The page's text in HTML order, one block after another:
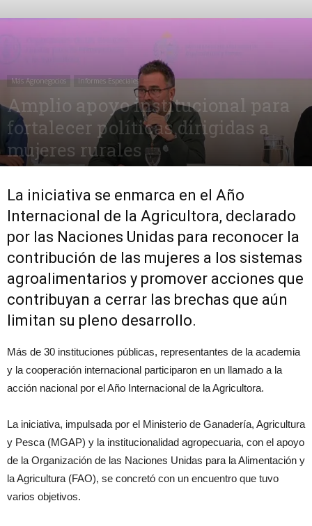
Más Agronegocios Informes Especiales
Amplio apoyo institucional para
fortalecer políticas dirigidas a
mujeres rurales
La iniciativa se enmarca en el Año
Internacional de la Agricultora, declarado
por las Naciones Unidas para reconocer la
contribución de las mujeres a los sistemas
agroalimentarios y promover acciones que
contribuyan a cerrar las brechas que aún
limitan su pleno desarrollo.
Más de 30 instituciones públicas, representantes de la academia
y la cooperación internacional participaron en un llamado a la
acción nacional por el Año Internacional de la Agricultora.
La iniciativa, impulsada por el Ministerio de Ganadería, Agricultura
y Pesca (MGAP) y la institucionalidad agropecuaria, con el apoyo
de la Organización de las Naciones Unidas para la Alimentación y
la Agricultura (FAO), se concretó con un encuentro que tuvo
varios objetivos.